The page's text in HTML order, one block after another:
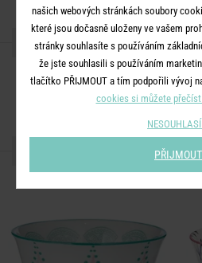
SDÍLEJTE S
DALŠÍ
našich webových stránkách soubory
které jsou dočasně uloženy ve vašem
stránky souhlasíte s používáním
že jste souhlasili s používáním
tlačítko PŘIJMOUT a tím podpořili vývoj
cookies si můžete
PŘIJMOUT